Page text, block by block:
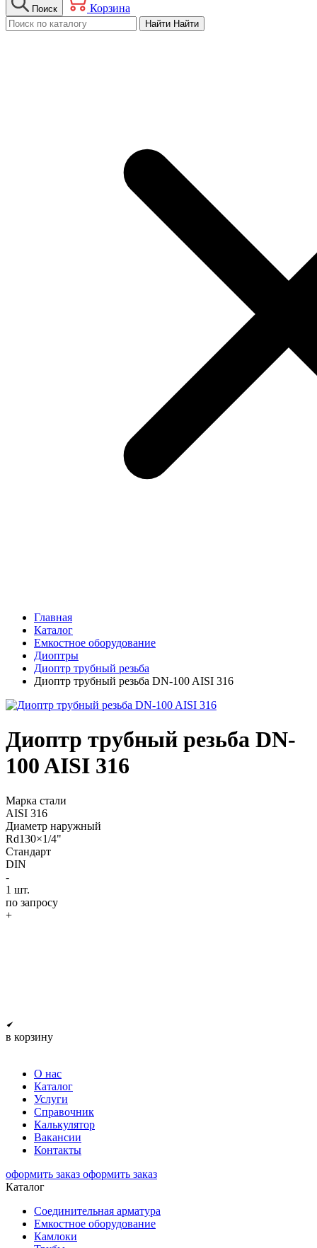
Поиск Корзина
Найти Найти
Главная
Каталог
Емкостное оборудование
Диоптры
Диоптр трубный резьба
Диоптр трубный резьба DN-100 AISI 316
Диоптр трубный резьба DN-
100 AISI 316
Марка стали
AISI 316
Диаметр наружный
Rd130×1/4"
Стандарт
DIN
-
1 шт.
по запросу
+
в корзину
О нас
Каталог
Услуги
Справочник
Калькулятор
Вакансии
Контакты
оформить заказ оформить заказ
Каталог
Соединительная арматура
Емкостное оборудование
Камлоки